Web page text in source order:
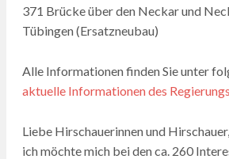
371 Brücke über den Neckar und
Tübingen (Ersatzneubau)
Alle Informationen finden Sie unter
aktuelle Informationen des
Liebe Hirschauerinnen und Hirschauer,
ich möchte mich bei den ca. 260